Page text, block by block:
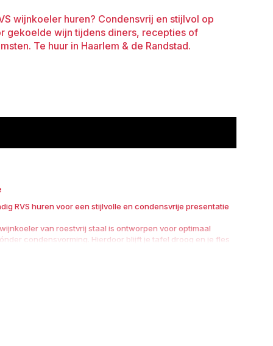
wijnkoeler huren? Condensvrij en stijlvol op
gekoelde wijn tijdens diners, recepties of
Te huur in Haarlem & de Randstad.
RVS huren voor een stijlvolle en condensvrije presentatie
van roestvrij staal is ontworpen voor optimaal
condensvorming. Hierdoor blijft je tafel droog en je fles